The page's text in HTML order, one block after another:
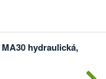
MA30 hydraulická,